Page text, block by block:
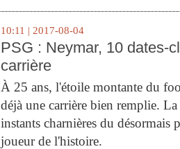
10:11 | 2017-08-04
PSG : Neymar, 10 dates-
carrière
À 25 ans, l'étoile montante du
déjà une carrière bien remplie.
instants charnières du désormais
joueur de l'histoire.